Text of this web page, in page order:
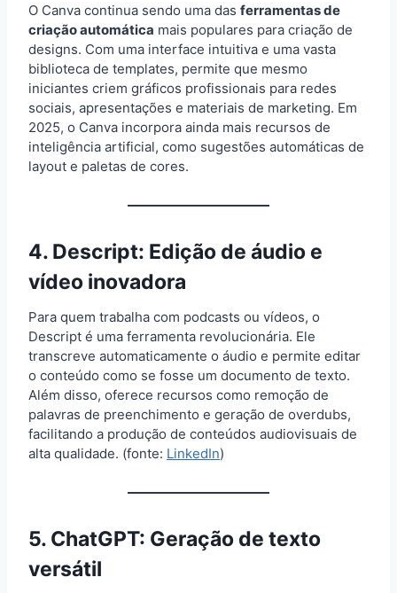
O Canva continua sendo uma das ferramentas de
criação automática mais populares para criação de
designs. Com uma interface intuitiva e uma vasta
biblioteca de templates, permite que mesmo
iniciantes criem gráficos profissionais para redes
sociais, apresentações e materiais de marketing. Em
2025, o Canva incorpora ainda mais recursos de
inteligência artificial, como sugestões automáticas de
layout e paletas de cores.
4. Descript: Edição de áudio e
vídeo inovadora
Para quem trabalha com podcasts ou vídeos, o
Descript é uma ferramenta revolucionária. Ele
transcreve automaticamente o áudio e permite editar
o conteúdo como se fosse um documento de texto.
Além disso, oferece recursos como remoção de
palavras de preenchimento e geração de overdubs,
facilitando a produção de conteúdos audiovisuais de
alta qualidade. (fonte: LinkedIn)
5. ChatGPT: Geração de texto
versátil